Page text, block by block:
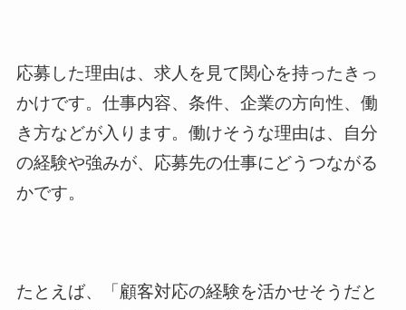
応募した理由は、求人を見て関心を持ったきっ
かけです。仕事内容、条件、企業の方向性、働
き方などが入ります。働けそうな理由は、自分
の経験や強みが、応募先の仕事にどうつながる
かです。
たとえば、「顧客対応の経験を活かせそうだと